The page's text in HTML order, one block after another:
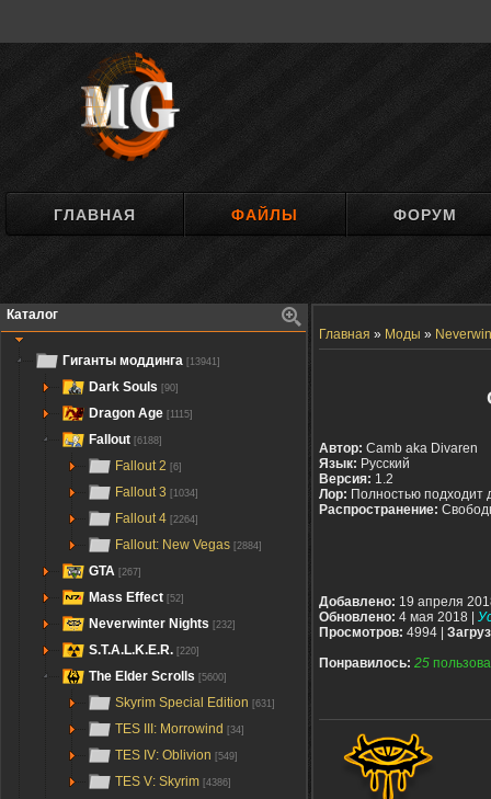
ГЛАВНАЯ ФАЙЛЫ ФОРУМ
Каталог
Гиганты моддинга [13941]
Dark Souls [90]
Dragon Age [1115]
Fallout [6188]
Fallout 2 [6]
Fallout 3 [1034]
Fallout 4 [2264]
Fallout: New Vegas [2884]
GTA [267]
Mass Effect [52]
Neverwinter Nights [232]
S.T.A.L.K.E.R. [220]
The Elder Scrolls [5600]
Skyrim Special Edition [631]
TES III: Morrowind [34]
TES IV: Oblivion [549]
TES V: Skyrim [4386]
Главная » Моды »
Автор: Camb aka Divaren
Язык: Русский
Версия: 1.2
Лор: Полностью подходит
Распространение:
Добавлено: 19 апреля
Обновлено: 4 мая 2018 |
Просмотров: 4994 |
Понравилось: 25